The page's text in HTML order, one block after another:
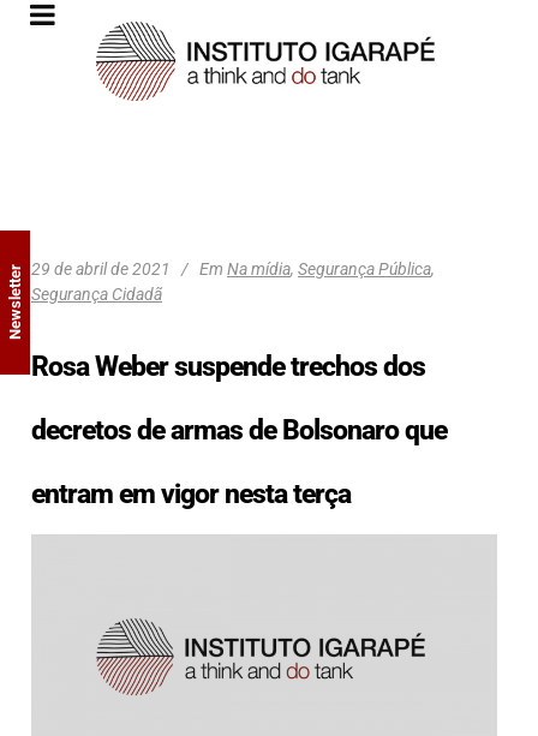
29 de abril de 2021 Em Na mídia, Segurança Pública,
Segurança Cidadã
Rosa Weber suspende trechos dos
decretos de armas de Bolsonaro que
entram em vigor nesta terça
Newsletter